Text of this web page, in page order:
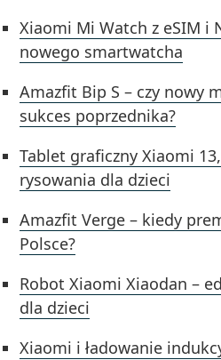
Xiaomi Mi Watch z eSIM i
nowego smartwatcha
Amazfit Bip S – czy nowy
sukces poprzednika?
Tablet graficzny Xiaomi
rysowania dla dzieci
Amazfit Verge – kiedy
Polsce?
Robot Xiaomi Xiaodan –
dla dzieci
Xiaomi i ładowanie